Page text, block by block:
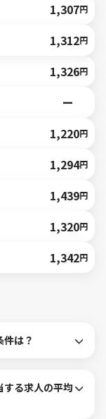
1,307円
1,312円
1,326円
ー
1,220円
1,294円
1,439円
1,320円
1,342円
は？
する求人の平均